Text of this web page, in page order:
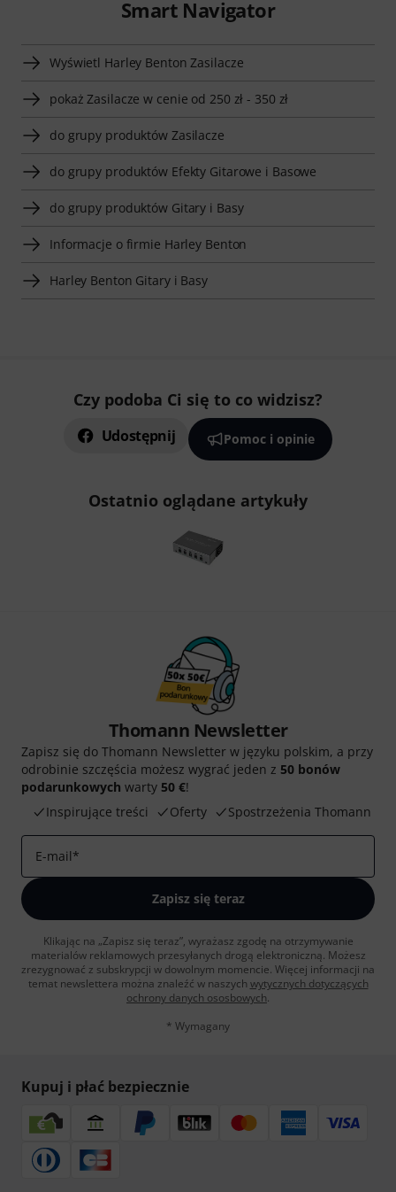
Smart Navigator
Wyświetl Harley Benton Zasilacze
pokaż Zasilacze w cenie od 250 zł - 350 zł
do grupy produktów Zasilacze
do grupy produktów Efekty Gitarowe i Basowe
do grupy produktów Gitary i Basy
Informacje o firmie Harley Benton
Harley Benton Gitary i Basy
Czy podoba Ci się to co widzisz?
Udostępnij Pomoc i opinie
Ostatnio oglądane artykuły
Thomann Newsletter
Zapisz się do Thomann Newsletter w języku polskim, a przy
odrobinie szczęścia możesz wygrać jeden z 50 bonów
podarunkowych warty 50 €!
Inspirujące treści
Oferty Spostrzeżenia Thomann
E-mail*
Zapisz się teraz
Klikając na „Zapisz się teraz”, wyrażasz zgodę na otrzymywanie
materialów reklamowych przesyłanych drogą elektroniczną. Możesz
zrezygnować z subskrypcji w dowolnym momencie. Więcej informacji na
temat newslettera można znaleźć w naszych wytycznych dotyczących
ochrony danych ososbowych.
* Wymagany
Kupuj i płać bezpiecznie